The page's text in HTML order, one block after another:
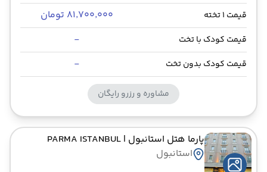
قیمت 1 تخته ۸۱٬۷۰۰٬۰۰۰ تومان
قیمت کودک با تخت -
قیمت کودک بدون تخت -
مشاوره و رزرو رایگان
پارما هتل استانبول | PARMA ISTANBUL
استانبول